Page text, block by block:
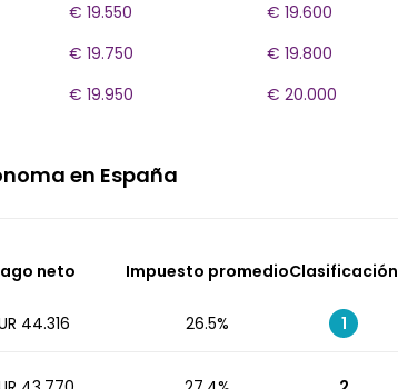
€ 19.550
€ 19.600
€ 19.750
€ 19.800
€ 19.950 € 20.000
en España
neto Impuesto promedioClasificación
44.316 26.5% 1